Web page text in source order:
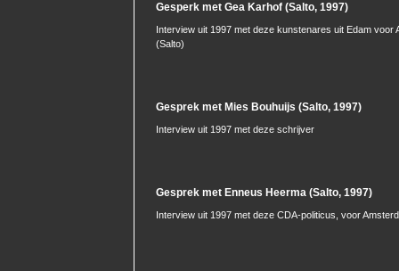
Gesperk met Gea Karhof (Salto, 1997)
Interview uit 1997 met deze kunstenares uit Edam voor
(Salto)
Gesprek met Mies Bouhuijs (Salto, 1997)
Interview uit 1997 met deze schrijver
Gesprek met Enneus Heerma (Salto, 1997)
Interview uit 1997 met deze CDA-politicus, voor